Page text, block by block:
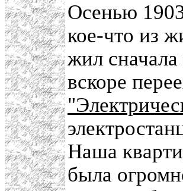
Осенью
кое-что из
жил сначала
вскоре
Наша
была